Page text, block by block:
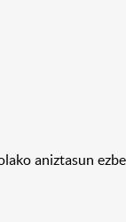
aniztasun